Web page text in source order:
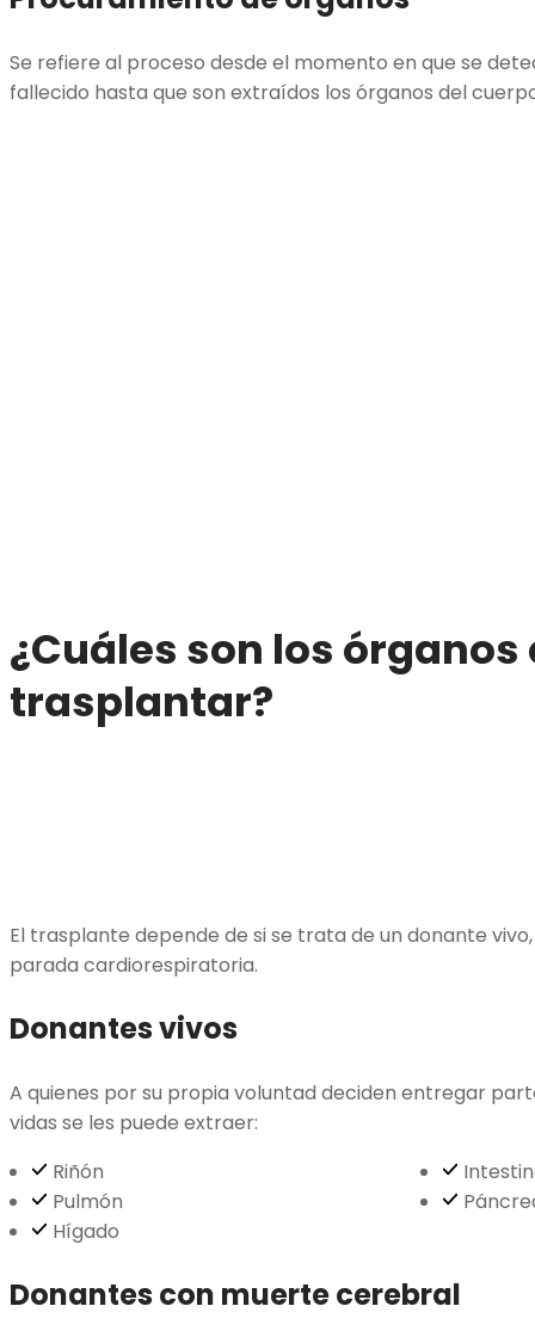
Se refiere al proceso desde el momento en que se
fallecido hasta que son extraídos los órganos del
¿Cuáles son los órganos
trasplantar?
El trasplante depende de si se trata de un donante
parada cardiorespiratoria.
Donantes vivos
A quienes por su propia voluntad deciden entregar
vidas se les puede extraer:
Riñón
Pulmón
Hígado
Donantes con muerte cerebral